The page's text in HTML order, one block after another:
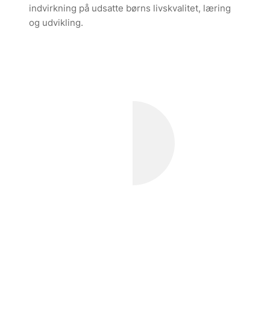
indvirkning på udsatte børns livskvalitet, læring
og udvikling.